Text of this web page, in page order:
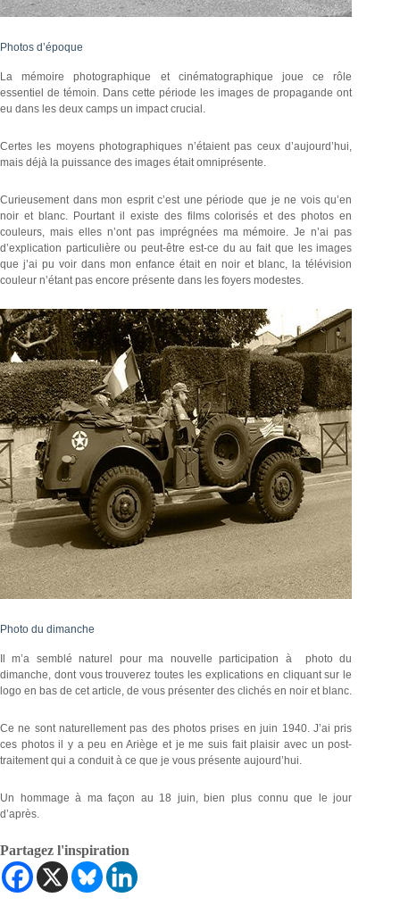
Photos d’époque
La mémoire photographique et cinématographique joue ce rôle
essentiel de témoin. Dans cette période les images de propagande ont
eu dans les deux camps un impact crucial.
Certes les moyens photographiques n’étaient pas ceux d’aujourd’hui,
mais déjà la puissance des images était omniprésente.
Curieusement dans mon esprit c’est une période que je ne vois qu’en
noir et blanc. Pourtant il existe des films colorisés et des photos en
couleurs, mais elles n’ont pas imprégnées ma mémoire. Je n’ai pas
d’explication particulière ou peut-être est-ce du au fait que les images
que j’ai pu voir dans mon enfance était en noir et blanc, la télévision
couleur n’étant pas encore présente dans les foyers modestes.
Photo du dimanche
Il m’a semblé naturel pour ma nouvelle participation à photo du
dimanche, dont vous trouverez toutes les explications en cliquant sur le
logo en bas de cet article, de vous présenter des clichés en noir et blanc.
Ce ne sont naturellement pas des photos prises en juin 1940. J’ai pris
ces photos il y a peu en Ariège et je me suis fait plaisir avec un post-
traitement qui a conduit à ce que je vous présente aujourd’hui.
Un hommage à ma façon au 18 juin, bien plus connu que le jour
d’après.
Partagez l'inspiration